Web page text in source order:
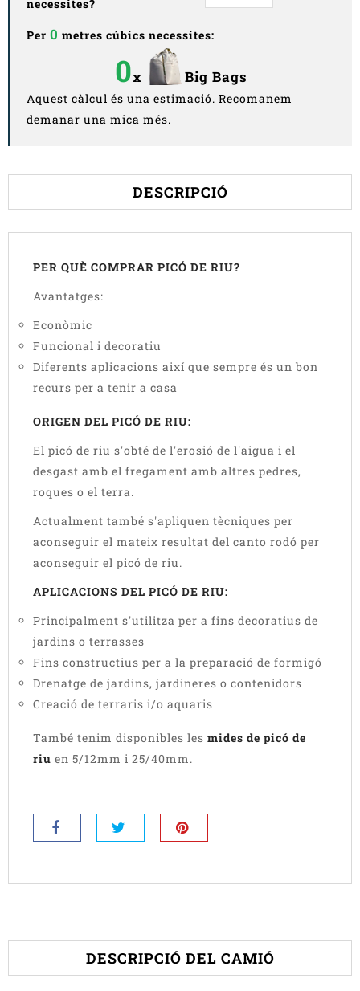
necessites?
Per 0 metres cúbics necessites:
0x Big Bags
Aquest càlcul és una estimació. Recomanem
demanar una mica més.
DESCRIPCIÓ
PER QUÈ COMPRAR PICÓ DE RIU?
Avantatges:
Econòmic
Funcional i decoratiu
Diferents aplicacions així que sempre és un bon
recurs per a tenir a casa
ORIGEN DEL PICÓ DE RIU:
El picó de riu s'obté de l'erosió de l'aigua i el
desgast amb el fregament amb altres pedres,
roques o el terra.
Actualment també s'apliquen tècniques per
aconseguir el mateix resultat del canto rodó per
aconseguir el picó de riu.
APLICACIONS DEL PICÓ DE RIU:
Principalment s'utilitza per a fins decoratius de
jardins o terrasses
Fins constructius per a la preparació de formigó
Drenatge de jardins, jardineres o contenidors
Creació de terraris i/o aquaris
També tenim disponibles les mides de picó de
riu en 5/12mm i 25/40mm.
DESCRIPCIÓ DEL CAMIÓ